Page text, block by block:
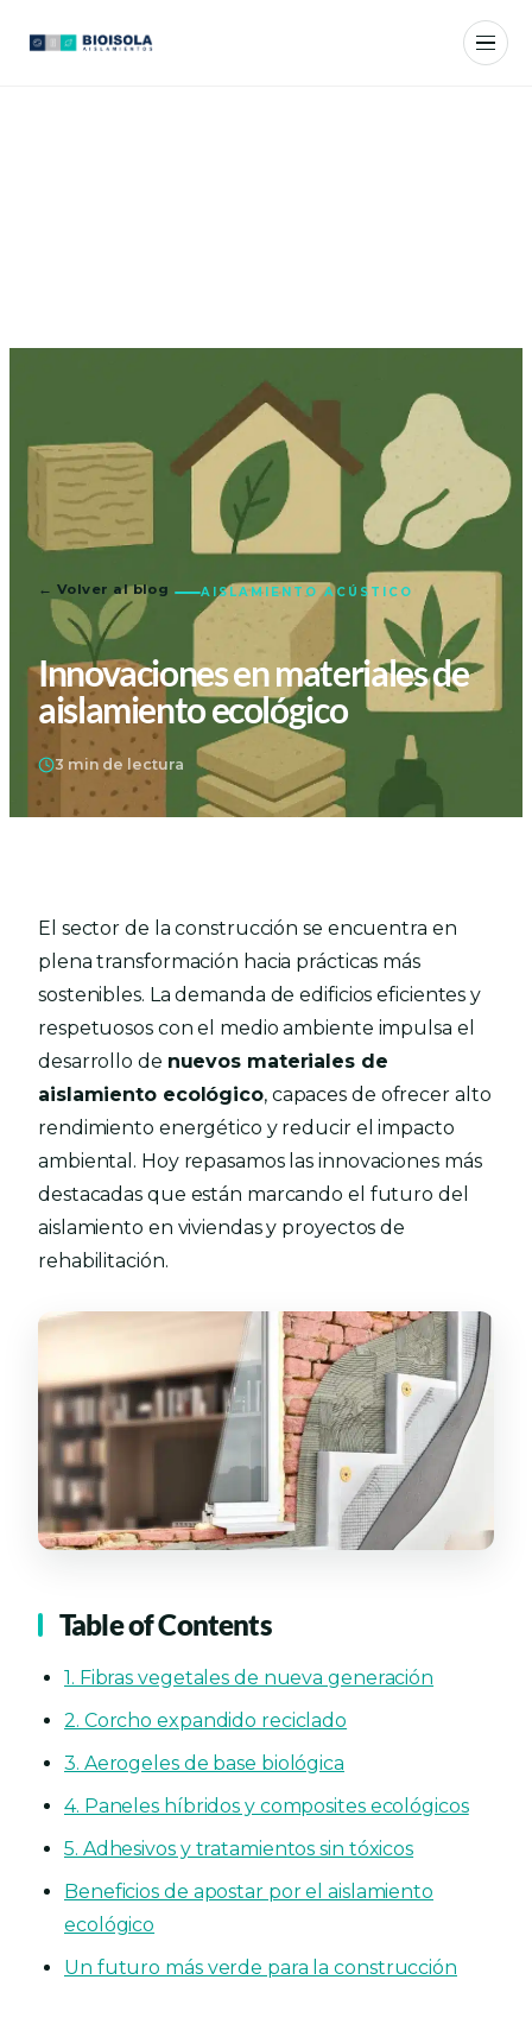
← Volver al blog AISLAMIENTO ACÚSTICO
Innovaciones en materiales de
aislamiento ecológico
3 min de lectura
El sector de la construcción se encuentra en
plena transformación hacia prácticas más
sostenibles. La demanda de edificios eficientes y
respetuosos con el medio ambiente impulsa el
desarrollo de nuevos materiales de
aislamiento ecológico, capaces de ofrecer alto
rendimiento energético y reducir el impacto
ambiental. Hoy repasamos las innovaciones más
destacadas que están marcando el futuro del
aislamiento en viviendas y proyectos de
rehabilitación.
Table of Contents
1. Fibras vegetales de nueva generación
2. Corcho expandido reciclado
3. Aerogeles de base biológica
4. Paneles híbridos y composites ecológicos
5. Adhesivos y tratamientos sin tóxicos
Beneficios de apostar por el aislamiento
ecológico
Un futuro más verde para la construcción